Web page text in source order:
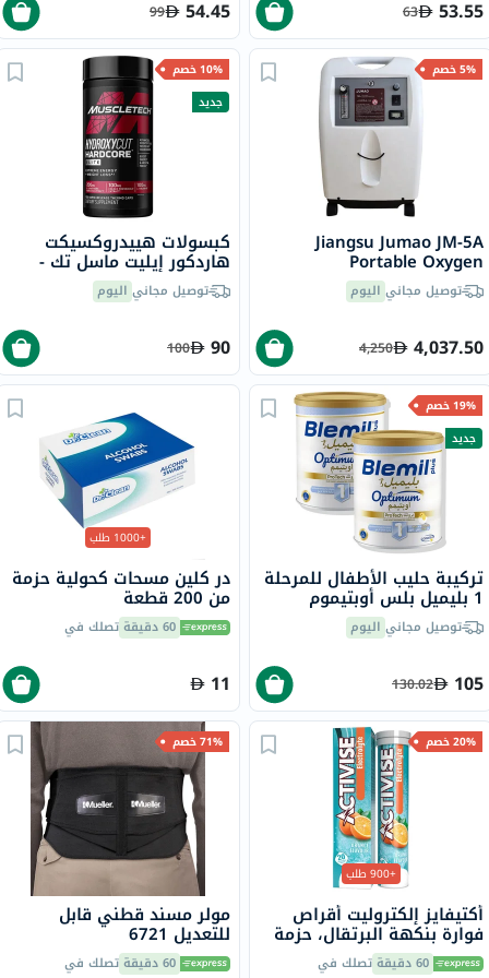
53.55
63
54.45
99
5% خصم
Jiangsu Jumao JM-5A
Portable Oxygen
Concentrator 5 L
توصيل مجاني اليوم
4,037.50
4,250
10% خصم
جديد
كبسولات هييدروكسيكت
هاردكور إيليت ماسل تك -
100 كبسولةتوصيل مجاني اليوم
90
100
19% خصم
جديد
تركيبة حليب الأطفال للمرحلة
1 بليميل بلس أوبتيموم
بروتيك، من عمر 0 إلى 6
أشهر - 2 × 400 جرام
توصيل مجاني اليوم
105
130.02
+1000 طلب
در كلين مسحات كحولية حزمة
من 200 قطعة
60 دقيقة تصلك في
11
20% خصم
+900 طلب
أكتيفايز إلكتروليت أقراص
فوارة بنكهة البرتقال، حزمة
من 20 60 دقيقة تصلك في
71% خصم
مولر مسند قطني قابل
للتعديل 6721
60 دقيقة تصلك في